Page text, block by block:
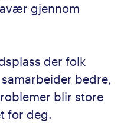
gjennom
der folk
bedre,
blir store
for deg.